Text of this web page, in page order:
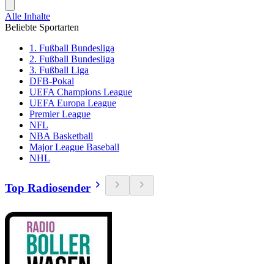
Alle Inhalte
Beliebte Sportarten
1. Fußball Bundesliga
2. Fußball Bundesliga
3. Fußball Liga
DFB-Pokal
UEFA Champions League
UEFA Europa League
Premier League
NFL
NBA Basketball
Major League Baseball
NHL
Top Radiosender